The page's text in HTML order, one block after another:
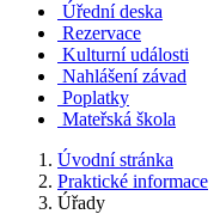
Úřední deska
Rezervace
Kulturní události
Nahlášení závad
Poplatky
Mateřská škola
Úvodní stránka
Praktické informace
Úřady